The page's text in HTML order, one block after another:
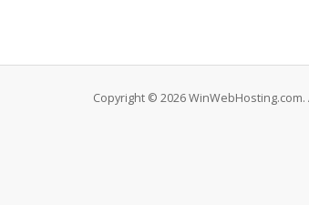
Copyright © 2026 WinWebHosting.com.